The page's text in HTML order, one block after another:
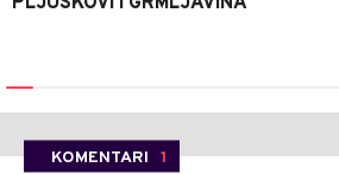
KOMENTARI 1